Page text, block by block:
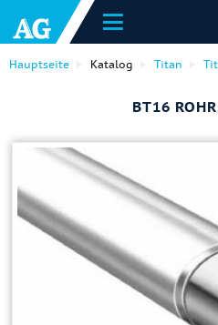
Hauptseite Katalog Titan
ВТ16